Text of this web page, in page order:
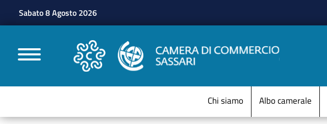
Sabato 8 Agosto 2026
CAMERE DI COMMERCIO D'ITALIA
Chi siamo Albo camerale